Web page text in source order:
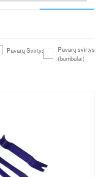
Pavarų Svirtys
Pavarų svirtys
(bumbulai)